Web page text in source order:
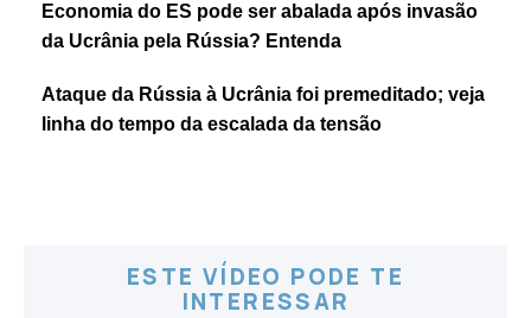
Economia do ES pode ser abalada após invasão
da Ucrânia pela Rússia? Entenda
Ataque da Rússia à Ucrânia foi premeditado; veja
linha do tempo da escalada da tensão
ESTE VÍDEO PODE TE
INTERESSAR